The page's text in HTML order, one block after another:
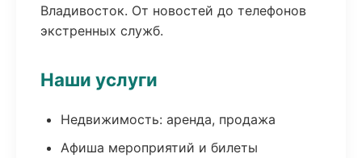
Владивосток. От новостей до телефонов
экстренных служб.
Наши услуги
Недвижимость: аренда, продажа
Афиша мероприятий и билеты